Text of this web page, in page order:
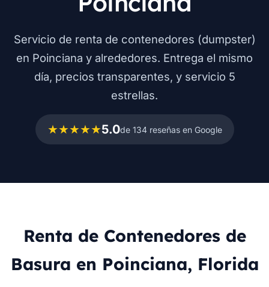
Servicio de renta de contenedores (dumpster)
en Poinciana y alrededores. Entrega el mismo
día, precios transparentes, y servicio 5
estrellas.
★★★★★5.0de 134 reseñas en Google
Renta de Contenedores de
Basura en Poinciana, Florida